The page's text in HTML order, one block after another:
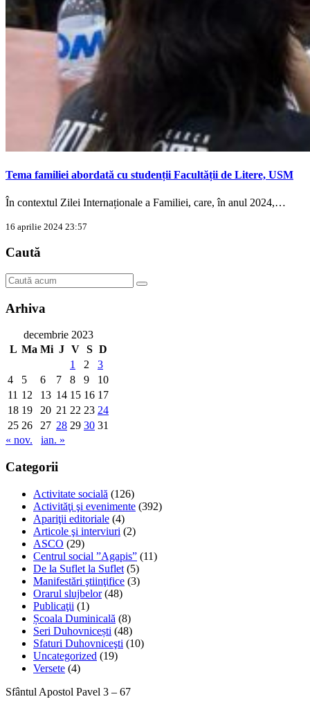
Tema familiei abordată cu studenții Facultății de Litere, USM
În contextul Zilei Internaționale a Familiei, care, în anul 2024,…
16 aprilie 2024 23:57
Caută
Arhiva
decembrie 2023
L Ma Mi J V S D
1
2
3
4
5 6 7 8 9
10
11 12 13 14 15 16 17
18 19 20 21 22 23 24
25 26 27 28 29 30 31
« nov.
ian. »
Categorii
Activitate socială (126)
Activităţi şi evenimente (392)
Apariţii editoriale (4)
Articole şi interviuri (2)
ASCO (29)
Centrul social ”Agapis” (11)
De la Suflet la Suflet (5)
Manifestări ştiinţifice (3)
Orarul slujbelor(48)
Publicaţii (1)
Școala Duminicală (8)
Seri Duhovnicești (48)
Sfaturi Duhovniceşti (10)
Uncategorized (19)
Versete (4)
Sfântul Apostol Pavel 3 – 67